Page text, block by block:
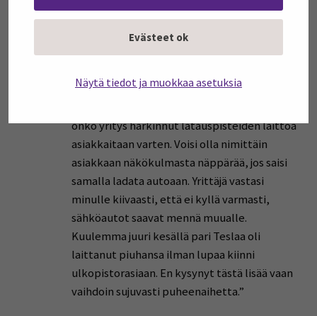
Evästeet ok
Näytä tiedot ja muokkaa asetuksia
Hyvä vuorovaikutus tarkoittaa kykyä luovia tilanteissa,
hakea ratkaisuja ja edetä rakentavasti myös silloin, kun
näkemykset eroavat toisistaan.
“Olin parin kollegan kanssa yritysvierailulla ja
onko yritys harkinnut latauspisteiden laittoa
asiakkaitaan varten. Voisi olla nimittäin
asiakkaan näkökulmasta näppärää, jos saisi
samalla ladata autoaan. Yrittäjä vastasi
minulle kiivaasti, että ei kyllä varmasti,
sähköautot saavat mennä muualle.
Kuulemma juuri kesällä pari Teslaa oli
laittanut piuhansa ilman lupaa kiinni
ulkopistorasiaan. En kysynyt tästä lisää vaan
vaihdoin sujuvasti puheenaihetta.”